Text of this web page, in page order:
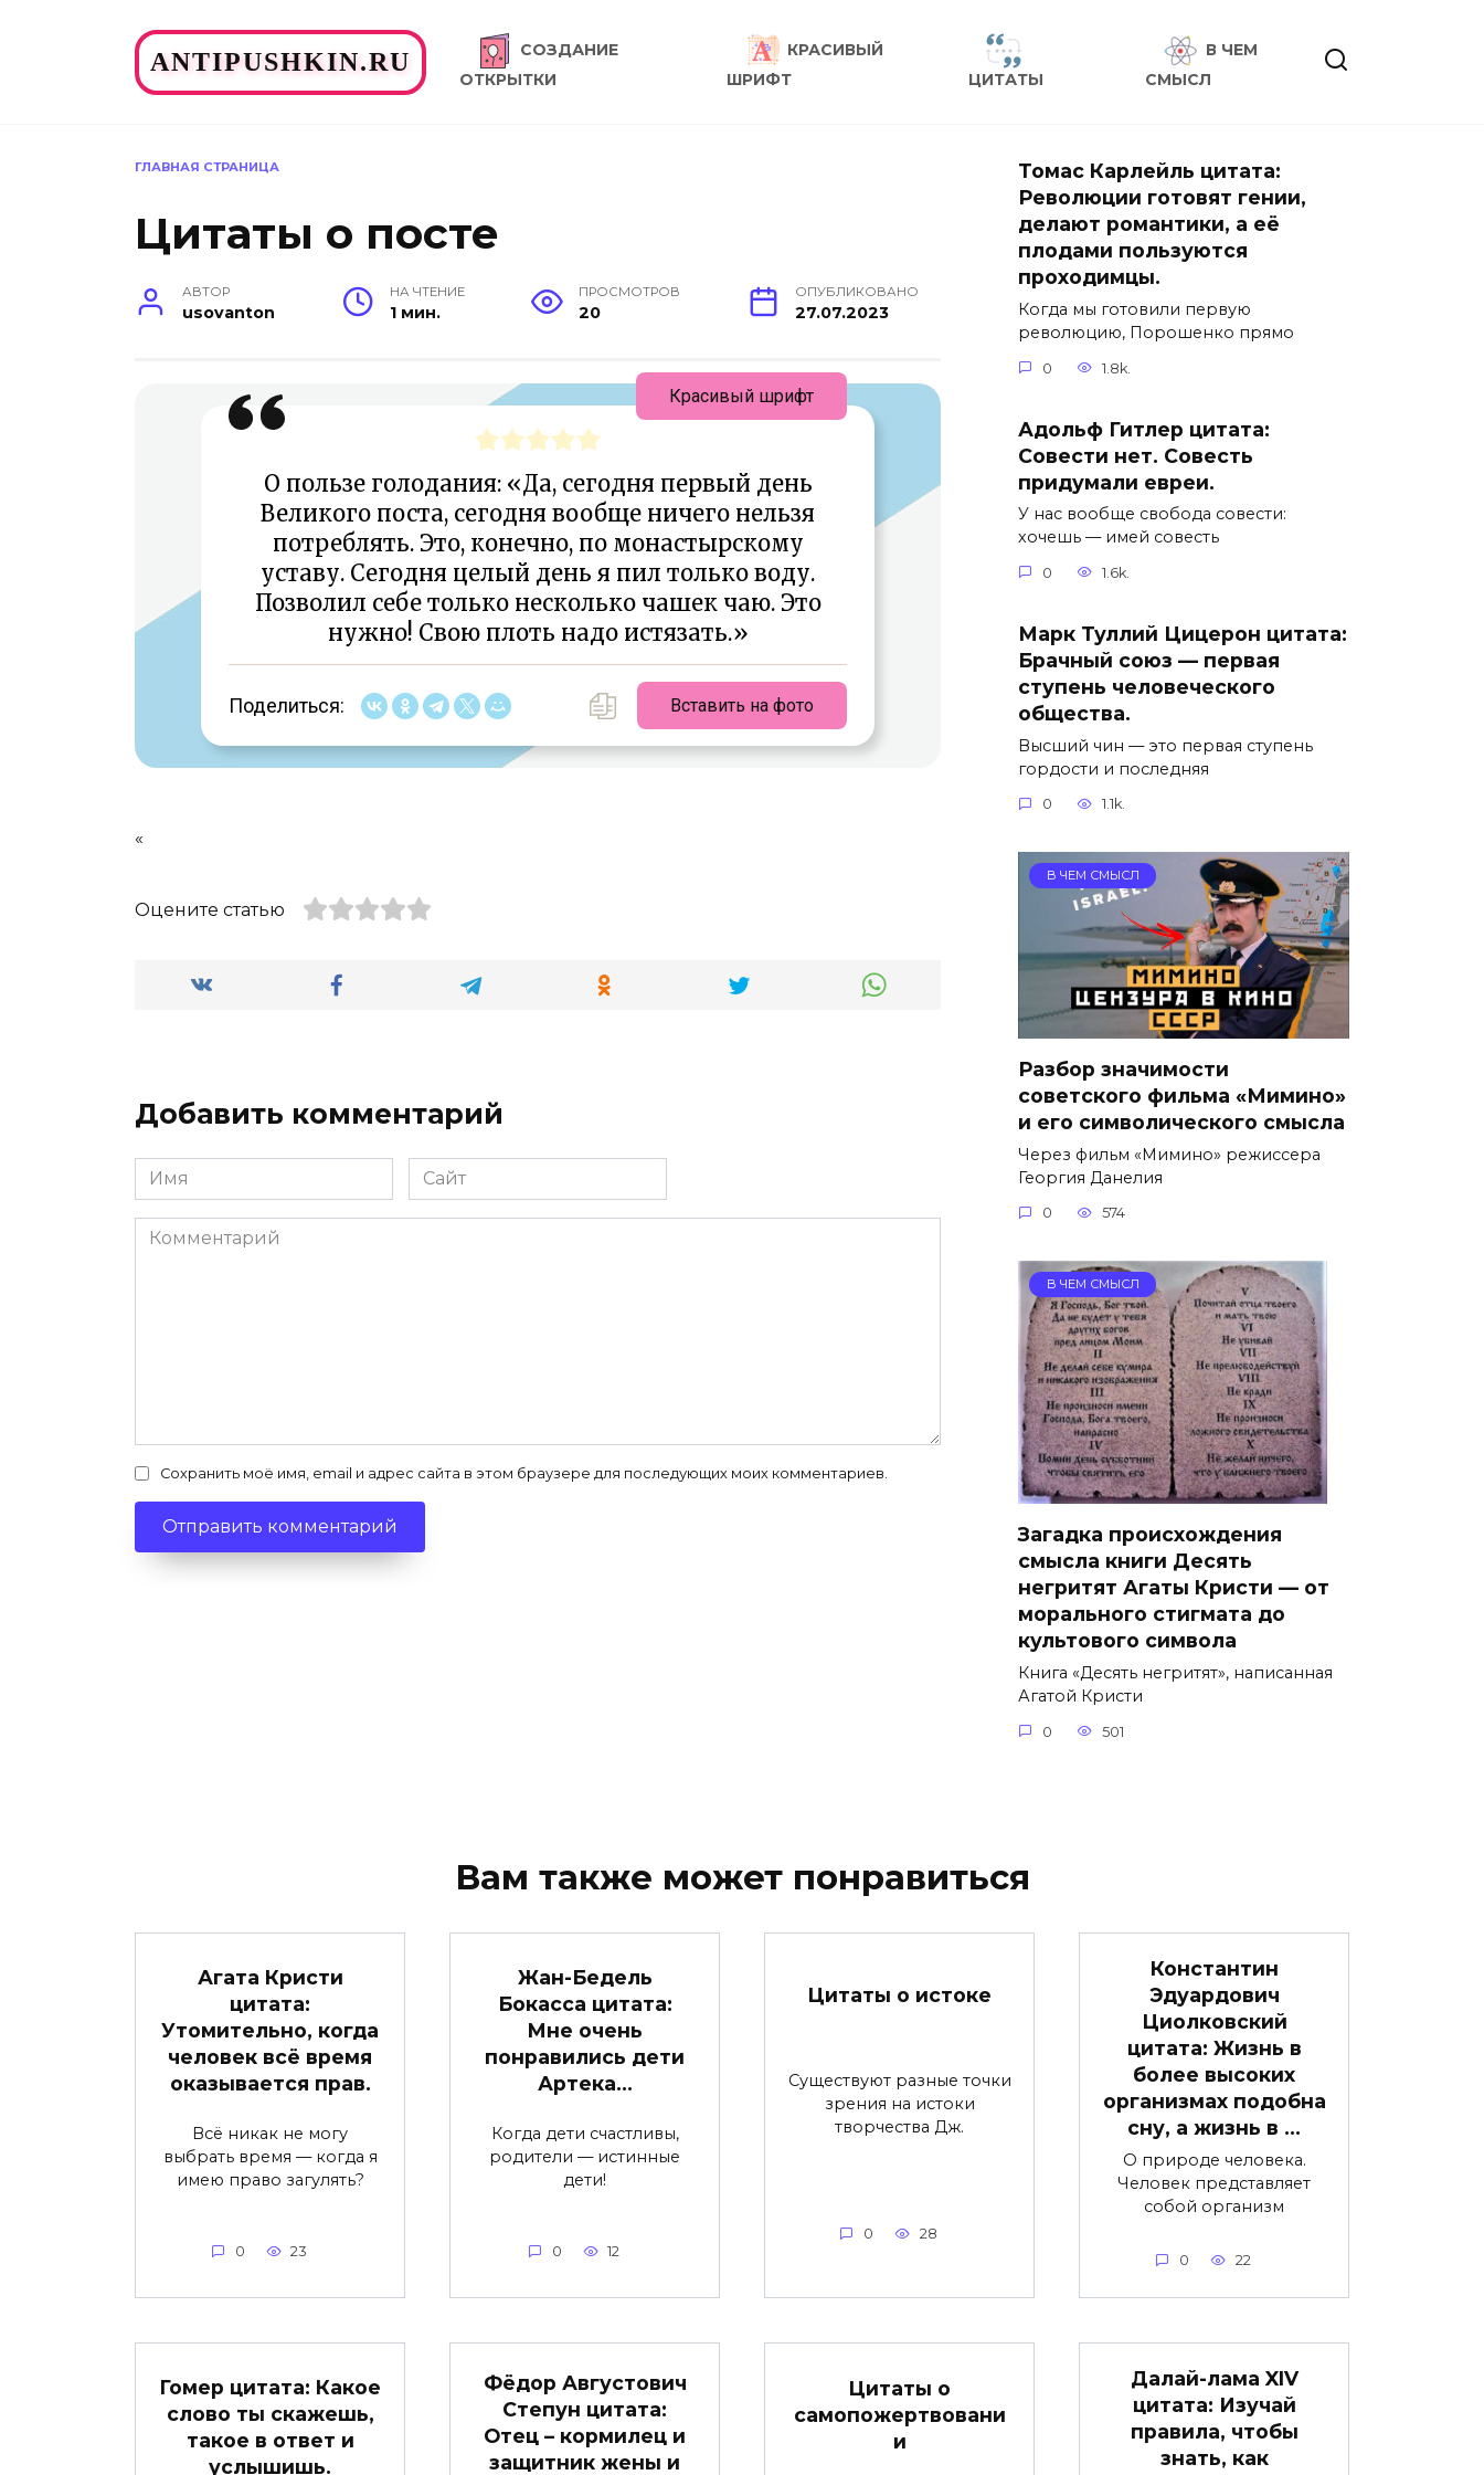
ANTIPUSHKIN.RU
СОЗДАНИЕ
ОТКРЫТКИ
КРАСИВЫЙ
ШРИФТ
ЦИТАТЫ
В ЧЕМ
СМЫСЛ
ГЛАВНАЯ СТРАНИЦА
Цитаты о посте
АВТОР
usovanton
НА ЧТЕНИЕ
1 мин.
ПРОСМОТРОВ
20
ОПУБЛИКОВАНО
27.07.2023
О пользе голодания: «Да, сегодня первый день
Великого поста, сегодня вообще ничего нельзя
потреблять. Это, конечно, по монастырскому
уставу. Сегодня целый день я пил только воду.
Позволил себе только несколько чашек чаю. Это
нужно! Свою плоть надо истязать.»
Поделиться: Вставить на фото
Красивый шрифт
«
Оцените статью
Добавить комментарий
Имя
*
Сайт
Комментарий
Сохранить моё имя, email и адрес сайта в этом браузере для последующих моих комментариев.
Томас Карлейль цитата:
Революции готовят гении,
делают романтики, а её
плодами пользуются
проходимцы.
Когда мы готовили первую
революцию, Порошенко прямо
0 1.8k.
Адольф Гитлер цитата:
Совести нет. Совесть
придумали евреи.
У нас вообще свобода совести:
хочешь — имей совесть
0 1.6k.
Марк Туллий Цицерон цитата:
Брачный союз — первая
ступень человеческого
общества.
Высший чин — это первая ступень
гордости и последняя
0 1.1k.
В ЧЕМ СМЫСЛ
Разбор значимости
советского фильма «Мимино»
и его символического смысла
Через фильм «Мимино» режиссера
Георгия Данелия
0 574
В ЧЕМ СМЫСЛ
Загадка происхождения
смысла книги Десять
негритят Агаты Кристи — от
морального стигмата до
культового символа
Книга «Десять негритят», написанная
Агатой Кристи
0 501
Вам также может понравиться
Агата Кристи
цитата:
Утомительно, когда
человек всё время
оказывается прав.
Всё никак не могу
выбрать время — когда я
имею право загулять?
0 23
Жан-Бедель
Бокасса цитата:
Мне очень
понравились дети
Артека…
Когда дети счастливы,
родители — истинные
дети!
0 12
Цитаты о истоке
Существуют разные точки
зрения на истоки
творчества Дж.
0 28
Константин
Эдуардович
Циолковский
цитата: Жизнь в
более высоких
организмах подобна
сну, а жизнь в …
О природе человека.
Человек представляет
собой организм
0 22
Гомер цитата: Какое
слово ты скажешь,
такое в ответ и
услышишь.
Фёдор Августович
Степун цитата:
Отец – кормилец и
защитник жены и
Цитаты о
самопожертвовани
и
Далай-лама XIV
цитата: Изучай
правила, чтобы
знать, как